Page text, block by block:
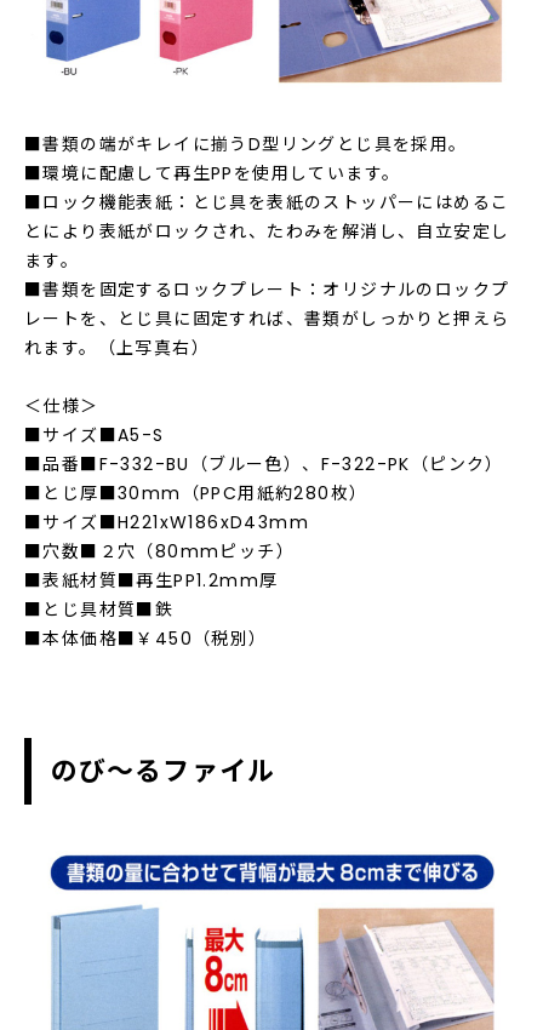
■書類の端がキレイに揃うD型リングとじ具を採用。
■環境に配慮して再生PPを使用しています。
■ロック機能表紙：とじ具を表紙のストッパーにはめるこ
とにより表紙がロックされ、たわみを解消し、自立安定し
ます。
■書類を固定するロックプレート：オリジナルのロックプ
レートを、とじ具に固定すれば、書類がしっかりと押えら
れます。（上写真右）
＜仕様＞
■サイズ■A5-S
■品番■F-332-BU（ブルー色）、F-322-PK（ピンク）
■とじ厚■30mm（PPC用紙約280枚）
■サイズ■H221xW186xD43mm
■穴数■２穴（80mmピッチ）
■表紙材質■再生PP1.2mm厚
■とじ具材質■鉄
■本体価格■￥450（税別）
のび～るファイル